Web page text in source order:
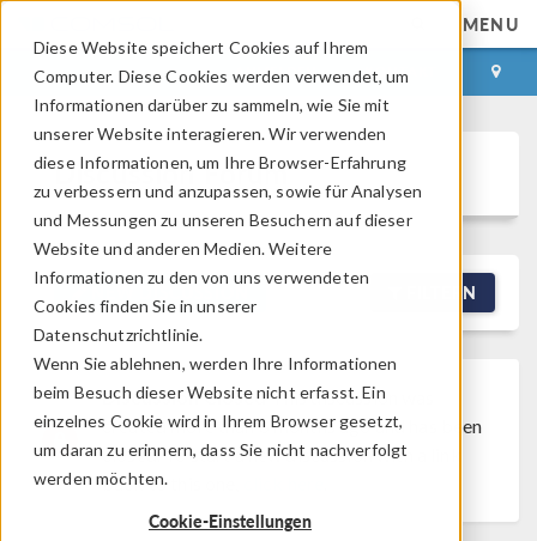
Diese Website speichert Cookies auf Ihrem
Computer. Diese Cookies werden verwendet, um
Informationen darüber zu sammeln, wie Sie mit
unserer Website interagieren. Wir verwenden
diese Informationen, um Ihre Browser-Erfahrung
zu verbessern und anzupassen, sowie für Analysen
und Messungen zu unseren Besuchern auf dieser
Website und anderen Medien. Weitere
Informationen zu den von uns verwendeten
Cookies finden Sie in unserer
Datenschutzrichtlinie.
Wenn Sie ablehnen, werden Ihre Informationen
beim Besuch dieser Website nicht erfasst. Ein
einzelnes Cookie wird in Ihrem Browser gesetzt,
um daran zu erinnern, dass Sie nicht nachverfolgt
werden möchten.
Cookie-Einstellungen
MENU
ANMELDEN KONTAKT
Discussion Forum
FILTERN
Discussion ClosedThis discussion was
created more than 6 months ago and has been
closed. To start a new discussion with a link
back to this one,